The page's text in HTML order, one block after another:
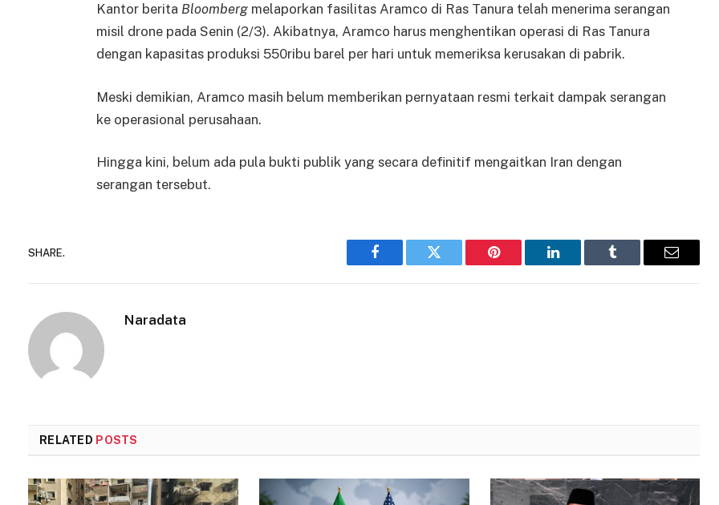
Kantor berita Bloomberg melaporkan fasilitas Aramco di Ras Tanura telah menerima serangan
misil drone pada Senin (2/3). Akibatnya, Aramco harus menghentikan operasi di Ras Tanura
dengan kapasitas produksi 550ribu barel per hari untuk memeriksa kerusakan di pabrik.
Meski demikian, Aramco masih belum memberikan pernyataan resmi terkait dampak serangan
ke operasional perusahaan.
Hingga kini, belum ada pula bukti publik yang secara definitif mengaitkan Iran dengan
serangan tersebut.
SHARE.
Facebook Twitter Pinterest LinkedIn Tumblr Email
Naradata
RELATED POSTS